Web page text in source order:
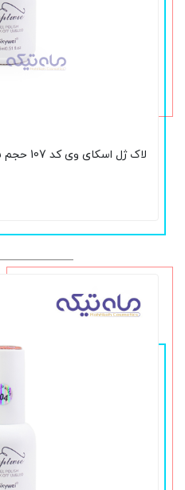
لاک ژل اسکای وی کد 107 حجم 15 میلی لیتر